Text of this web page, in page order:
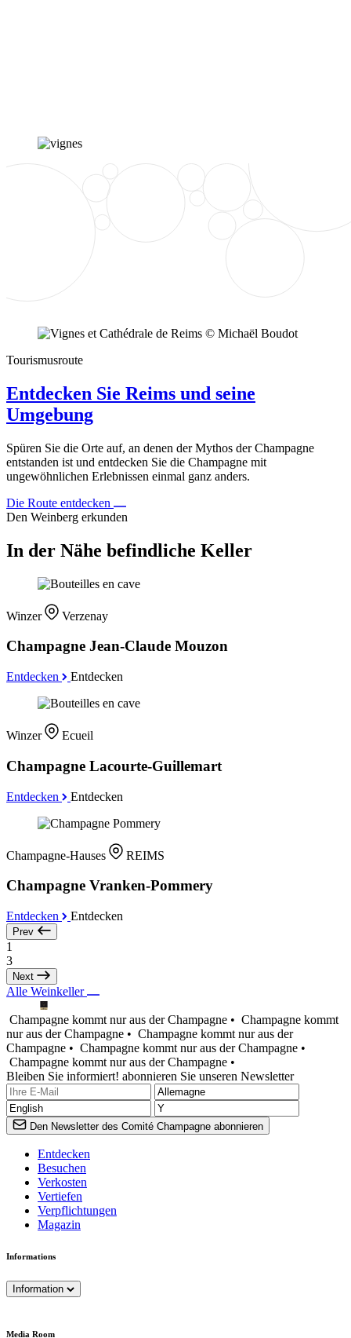
Tourismusroute
Entdecken Sie Reims und seine
Umgebung
Spüren Sie die Orte auf, an denen der Mythos der Champagne
entstanden ist und entdecken Sie die Champagne mit
ungewöhnlichen Erlebnissen einmal ganz anders.
Die Route entdecken
Den Weinberg erkunden
In der Nähe befindliche Keller
Winzer Verzenay
Champagne Jean-Claude Mouzon
Entdecken Entdecken
Winzer Ecueil
Champagne Lacourte-Guillemart
Entdecken Entdecken
Champagne-Hauses REIMS
Champagne Vranken-Pommery
Entdecken Entdecken
Prev
1
3
Next
Alle Weinkeller
Champagne kommt nur aus der Champagne • Champagne kommt
nur aus der Champagne • Champagne kommt nur aus der
Champagne • Champagne kommt nur aus der Champagne •
Champagne kommt nur aus der Champagne •
Bleiben Sie informiert! abonnieren Sie unseren Newsletter
Den Newsletter des Comité Champagne abonnieren
Entdecken
Besuchen
Verkosten
Vertiefen
Verpflichtungen
Magazin
Informations
Information
Media Room